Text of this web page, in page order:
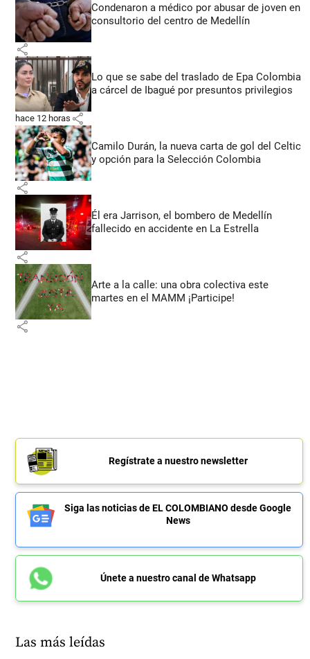
Condenaron a médico por abusar de joven en
consultorio del centro de Medellín
share
Lo que se sabe del traslado de Epa Colombia
a cárcel de Ibagué por presuntos privilegios
hace 12 horas share
Camilo Durán, la nueva carta de gol del Celtic
y opción para la Selección Colombia
share
Él era Jarrison, el bombero de Medellín
fallecido en accidente en La Estrella
share
Arte a la calle: una obra colectiva este
martes en el MAMM ¡Participe!
share
Regístrate a nuestro newsletter
Siga las noticias de EL COLOMBIANO desde Google
News
Únete a nuestro canal de Whatsapp
Las más leídas